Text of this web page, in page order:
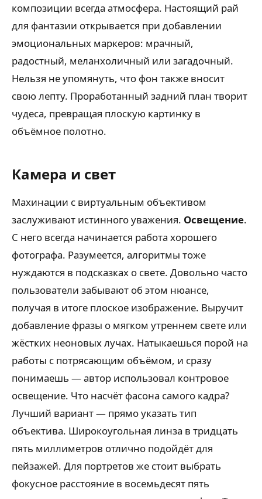
композиции всегда атмосфера. Настоящий рай
для фантазии открывается при добавлении
эмоциональных маркеров: мрачный,
радостный, меланхоличный или загадочный.
Нельзя не упомянуть, что фон также вносит
свою лепту. Проработанный задний план творит
чудеса, превращая плоскую картинку в
объёмное полотно.
Камера и свет
Махинации с виртуальным объективом
заслуживают истинного уважения. Освещение.
С него всегда начинается работа хорошего
фотографа. Разумеется, алгоритмы тоже
нуждаются в подсказках о свете. Довольно часто
пользователи забывают об этом нюансе,
получая в итоге плоское изображение. Выручит
добавление фразы о мягком утреннем свете или
жёстких неоновых лучах. Натыкаешься порой на
работы с потрясающим объёмом, и сразу
понимаешь — автор использовал контровое
освещение. Что насчёт фасона самого кадра?
Лучший вариант — прямо указать тип
объектива. Широкоугольная линза в тридцать
пять миллиметров отлично подойдёт для
пейзажей. Для портретов же стоит выбрать
фокусное расстояние в восемьдесят пять